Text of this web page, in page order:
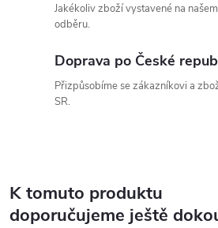
Jakékoliv zboží vystavené na
odběru.
Doprava po České
Přizpůsobíme se zákazníkovi a
SR.
K tomuto produktu
doporučujeme ještě